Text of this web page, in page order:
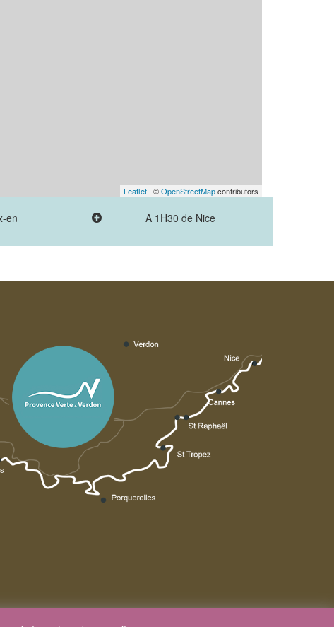
Leaflet | ©OpenStreetMapcontributors
en
A 1H30 de Nice